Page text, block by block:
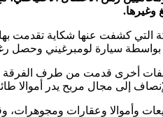
وغيرها.
التي كشفت عنها شكاية
بواسطة سيارة لومبرغيني
أخرى قدمت من طرف الفرقة
إلى مجال مربح يدر أموالا
وأموالا وعقارات